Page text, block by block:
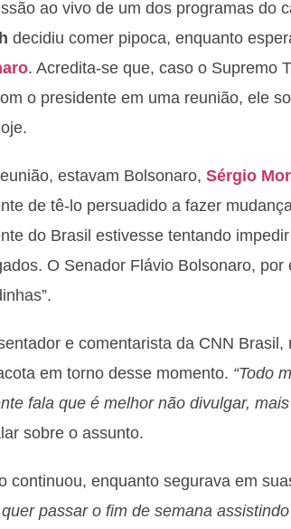
ao vivo de um dos programas do
decidiu comer pipoca, enquanto
. Acredita-se que, caso o Supremo
o presidente em uma reunião, ele
estavam Bolsonaro, Sérgio
de tê-lo persuadido a fazer
do Brasil estivesse tentando
O Senador Flávio Bolsonaro,
e comentarista da CNN
em torno desse momento. “Todo
fala que é melhor não divulgar,
sobre o assunto.
continuou, enquanto segurava em
passar o fim de semana